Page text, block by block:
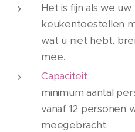
Het is fijn als we
keukentoestellen
wat u niet hebt,
mee.
Capaciteit:
minimum aantal
vanaf 12 personen
meegebracht.